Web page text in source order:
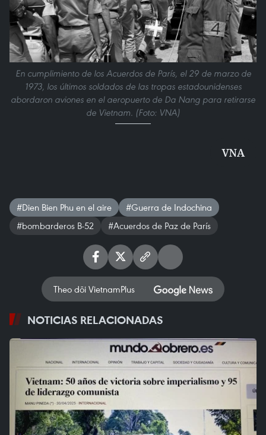
En cumplimiento de los Acuerdos de París, el 29 de marzo de
1973, los últimos soldados de las tropas estadounidenses
abordaron aviones en el aeropuerto de Da Nang para retirarse
de Vietnam. (Foto: VNA)
VNA
#Dien Bien Phu en el aire
#Guerra de Indochina
#bombarderos B-52
#Acuerdos de Paz de París
Theo dõi VietnamPlus
NOTICIAS RELACIONADAS